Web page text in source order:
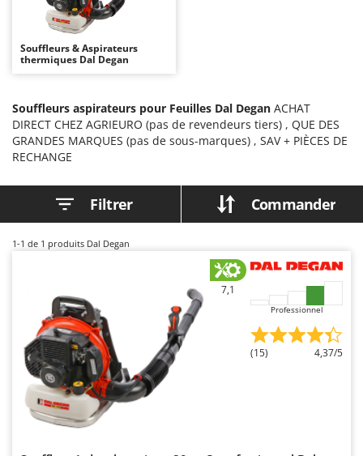
Autolaveuses
Autres produits
Bancs de scie pour le bois - Scies à bûches
Barbecues
Bennes pour tracteur
Brosses pour sols extérieurs
Brouettes à moteur
Broyeurs de branches et végétaux
Chargeurs de batterie - Démarreurs
Charrues pour tracteur
Chaudrons électriques pour polenta
Cisailles à gazon à batterie
Cisailles taille-haies manuelles
Ambrogio Robot
Annovi Reverberi
ANTHBOT
Arco
Ardes
Argo
Ariete
Artus
Baesso
Bahco
Barbieri
Batavia
Benassi
Souffleurs & Aspirateurs
thermiques Dal Degan
Souffleurs aspirateurs pour Feuilles Dal Degan ACHAT
DIRECT CHEZ AGRIEURO (pas de revendeurs tiers) , QUE DES
GRANDES MARQUES (pas de sous-marques) , SAV + PIÈCES DE
RECHANGE
Filtrer Commander
1-1 de 1 produits Dal Degan
7,1
Professionnel
(15) 4,37/5